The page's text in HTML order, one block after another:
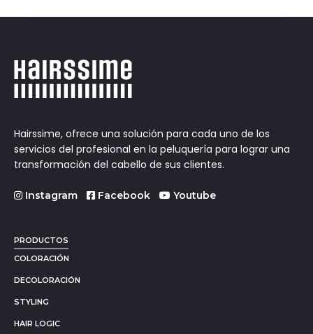
Hairssime, ofrece una solución para cada uno de los
servicios del profesional en la peluquería para lograr una
transformación del cabello de sus clientes.
Instagram Facebook Youtube
PRODUCTOS
COLORACIÓN
DECOLORACIÓN
STYLING
HAIR LOGIC